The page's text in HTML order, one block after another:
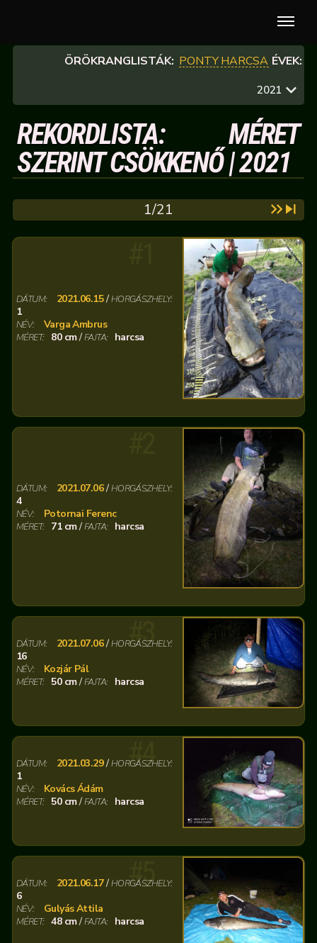
ÖRÖKRANGLISTÁK: PONTYHARCSA ÉVEK:
2021
REKORDLISTA: MÉRET
SZERINT CSÖKKENŐ | 2021
1/21
DÁTUM: 2021.06.15/HORGÁSZHELY:
1
NÉV: Varga Ambrus
MÉRET: 80 cm/FAJTA: harcsa
DÁTUM: 2021.07.06/HORGÁSZHELY:
4
NÉV: Potornai Ferenc
MÉRET: 71 cm/FAJTA: harcsa
#3
DÁTUM: 2021.07.06/HORGÁSZHELY:
16
NÉV: Kozjár Pál
MÉRET: 50 cm/FAJTA: harcsa
#4
DÁTUM: 2021.03.29/HORGÁSZHELY:
1
NÉV: Kovács Ádám
MÉRET: 50 cm/FAJTA: harcsa
#5
DÁTUM: 2021.06.17/HORGÁSZHELY:
6
NÉV: Gulyás Attila
MÉRET: 48 cm/FAJTA: harcsa